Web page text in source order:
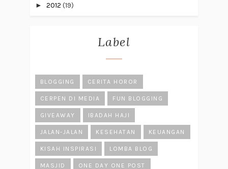
► 2012 (19)
Label
BLOGGING CERITA HOROR
CERPEN DI MEDIA FUN BLOGGING
GIVEAWAY IBADAH HAJI
JALAN-JALAN KESEHATAN KEUANGAN
KISAH INSPIRASI LOMBA BLOG
MASJID ONE DAY ONE POST